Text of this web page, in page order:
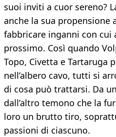
suoi inviti a cuor sereno?
anche la sua propensione
fabbricare inganni con cui
prossimo. Così quando
Topo, Civetta e Tartaruga
nell’albero cavo, tutti si
di cosa può trattarsi. Da
dall’altro temono che la
loro un brutto tiro,
passioni di ciascuno.